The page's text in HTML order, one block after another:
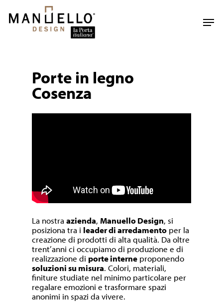
main
Porte in legno
Cosenza
La nostraazienda, Manuello Design, si
posiziona tra i leader di arredamento per la
creazione di prodotti di alta qualità. Da oltre
trent’anni ci occupiamo di produzione e di
realizzazione di porte interne proponendo
soluzioni su misura. Colori, materiali,
finiture studiate nel minimo particolare per
regalare emozioni e trasformare spazi
anonimi in spazi da vivere.